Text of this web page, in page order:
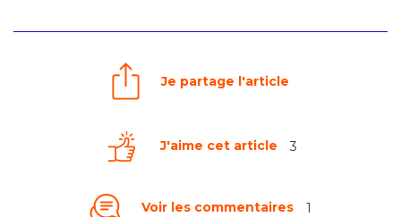
Je partage l'article
J'aime cet article 3
Voir les commentaires 1